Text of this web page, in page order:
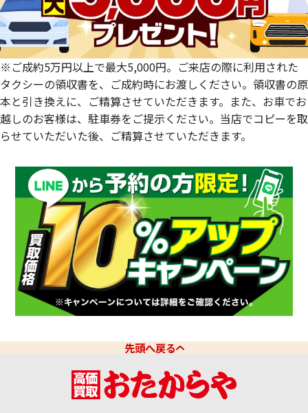
鹿児島県
※ご成約5万円以上で最大5,000円。ご来店の際に利用された
タクシーの領収書を、ご成約時にお渡しください。領収書の原
本と引き換えに、ご精算させていただきます。また、お車でお
越しのお客様は、駐車券をご提示ください。当店でコピーを取
らせていただいた後、ご精算させていただきます。
先頭へ戻る